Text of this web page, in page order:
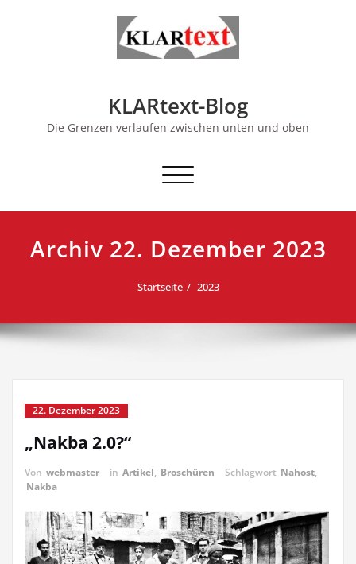
KLARtext-Blog
Die Grenzen verlaufen zwischen unten und oben
Schalte Navigation
Archiv 22. Dezember 2023
Startseite 2023
22. Dezember 2023
„Nakba 2.0?“
Von webmaster in Artikel, Broschüren Schlagwort Nahost,
Nakba